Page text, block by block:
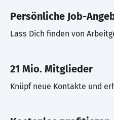
Persönliche Job-
Lass Dich finden von
21 Mio. Mitglieder
Knüpf neue Kontakte und